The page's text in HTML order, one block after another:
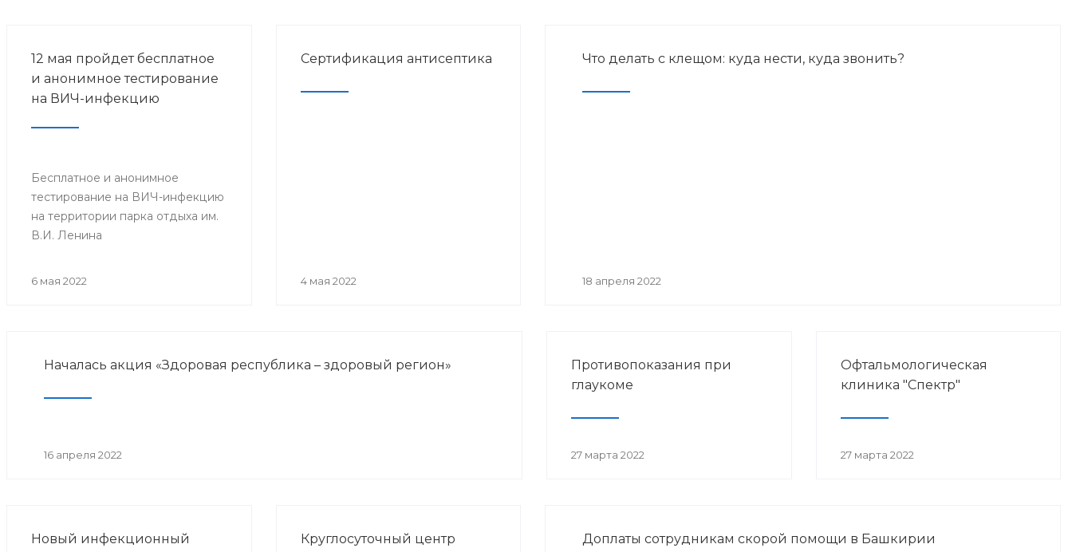
12 мая пройдет бесплатное
и анонимное тестирование
на ВИЧ-инфекцию
Бесплатное и анонимное
тестирование на ВИЧ-инфекцию
на территории парка отдыха им.
В.И. Ленина
6 мая 2022
Сертификация антисептика
4 мая 2022
Что делать с клещом: куда нести, куда звонить?
18 апреля 2022
Началась акция «Здоровая республика – здоровый регион»
16 апреля 2022
Противопоказания при
глаукоме
27 марта 2022
Офтальмологическая
клиника "Спектр"
27 марта 2022
Новый инфекционный
Круглосуточный центр
Доплаты сотрудникам скорой помощи в Башкирии